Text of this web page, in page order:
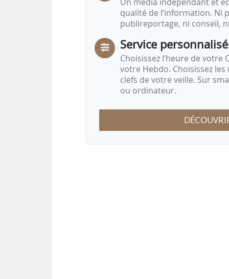
qualité de l’information. Ni
publireportage, ni conseil,
Service personnalisé
Choisissez l‘heure de votre
votre Hebdo. Choisissez
clefs de votre veille. Sur
ou ordinateur.